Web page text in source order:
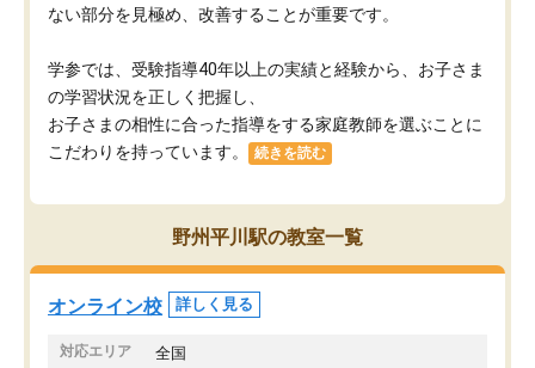
ない部分を見極め、改善することが重要です。
学参では、受験指導40年以上の実績と経験から、お子さま
の学習状況を正しく把握し、
お子さまの相性に合った指導をする家庭教師を選ぶことに
こだわりを持っています。
続きを読む
野州平川駅の教室一覧
オンライン校 詳しく見る
対応エリア 全国